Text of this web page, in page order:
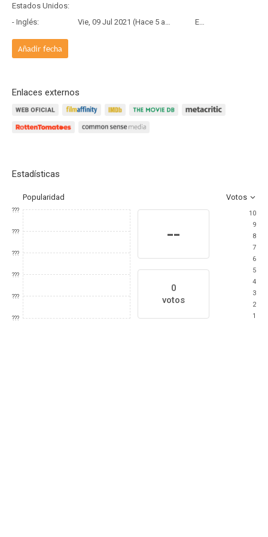
Estados Unidos:
- Inglés:
Vie, 09 Jul 2021 (Hace 5 años y 1 mes) Estreno
Añadir fecha
Enlaces externos
Estadísticas
Popularidad Votos
???
???
???
???
???
???
--
0
votos
10
9
8
7
6
5
4
3
2
1